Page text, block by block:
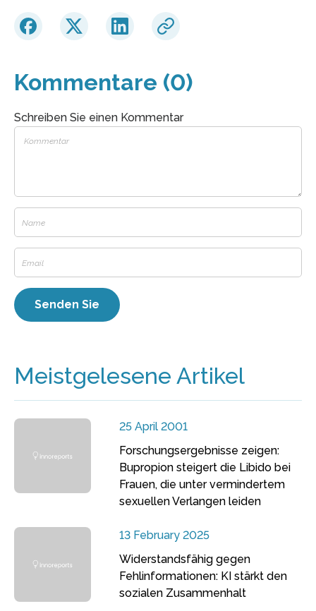
Kommentare (0)
Schreiben Sie einen Kommentar
Meistgelesene Artikel
25 April 2001
Forschungsergebnisse zeigen:
Bupropion steigert die Libido bei
Frauen, die unter vermindertem
sexuellen Verlangen leiden
13 February 2025
Widerstandsfähig gegen
Fehlinformationen: KI stärkt den
sozialen Zusammenhalt